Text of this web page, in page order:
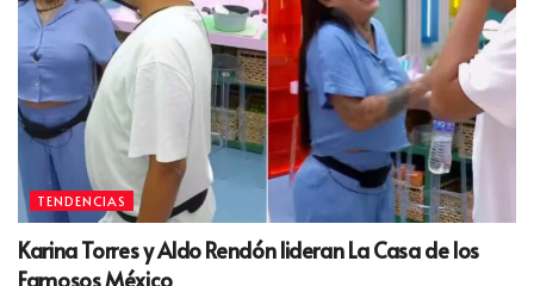
TENDENCIAS
Karina Torres y Aldo Rendón lideran La Casa de los
Famosos México